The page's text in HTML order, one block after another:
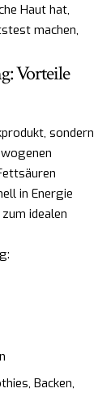
Haut hat,
machen,
Vorteile
sondern
in Energie
idealen
Backen,